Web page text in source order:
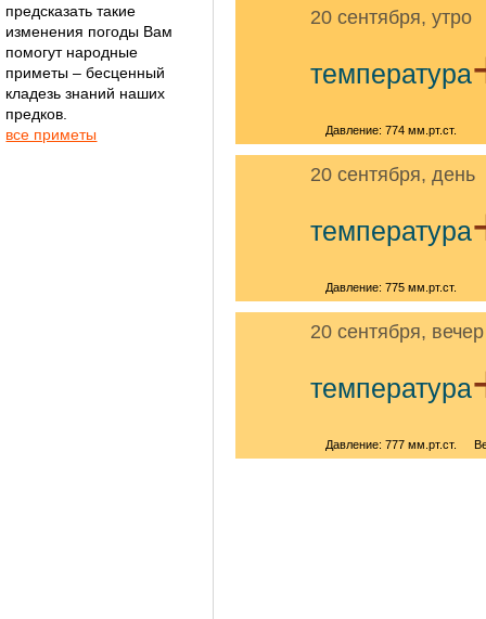
предсказать такие
изменения погоды Вам
помогут народные
приметы – бесценный
кладезь знаний наших
предков.
все приметы
20 сентября, утро
температура
Давление: 774 мм.рт.ст.
20 сентября, день
температура
Давление: 775 мм.рт.ст.
20 сентября, вечер
температура
Давление: 777 мм.рт.ст.